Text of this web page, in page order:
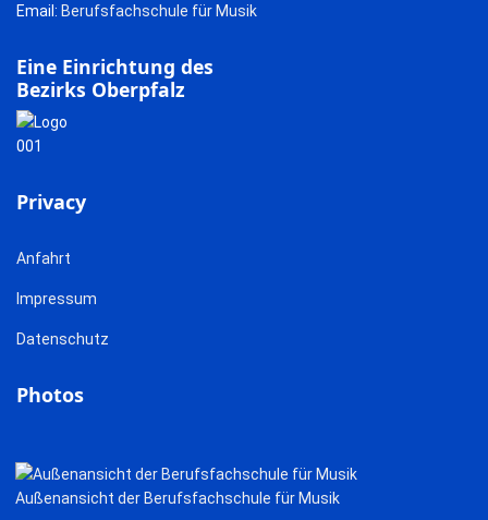
Email: Berufsfachschule für Musik
Eine Einrichtung des
Bezirks Oberpfalz
Privacy
Anfahrt
Impressum
Datenschutz
Photos
Außenansicht der Berufsfachschule für Musik